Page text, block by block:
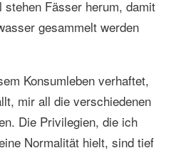
stehen Fässer herum, damit
gesammelt werden
Konsumleben verhaftet,
mir all die verschiedenen
Die Privilegien, die ich
Normalität hielt, sind tief